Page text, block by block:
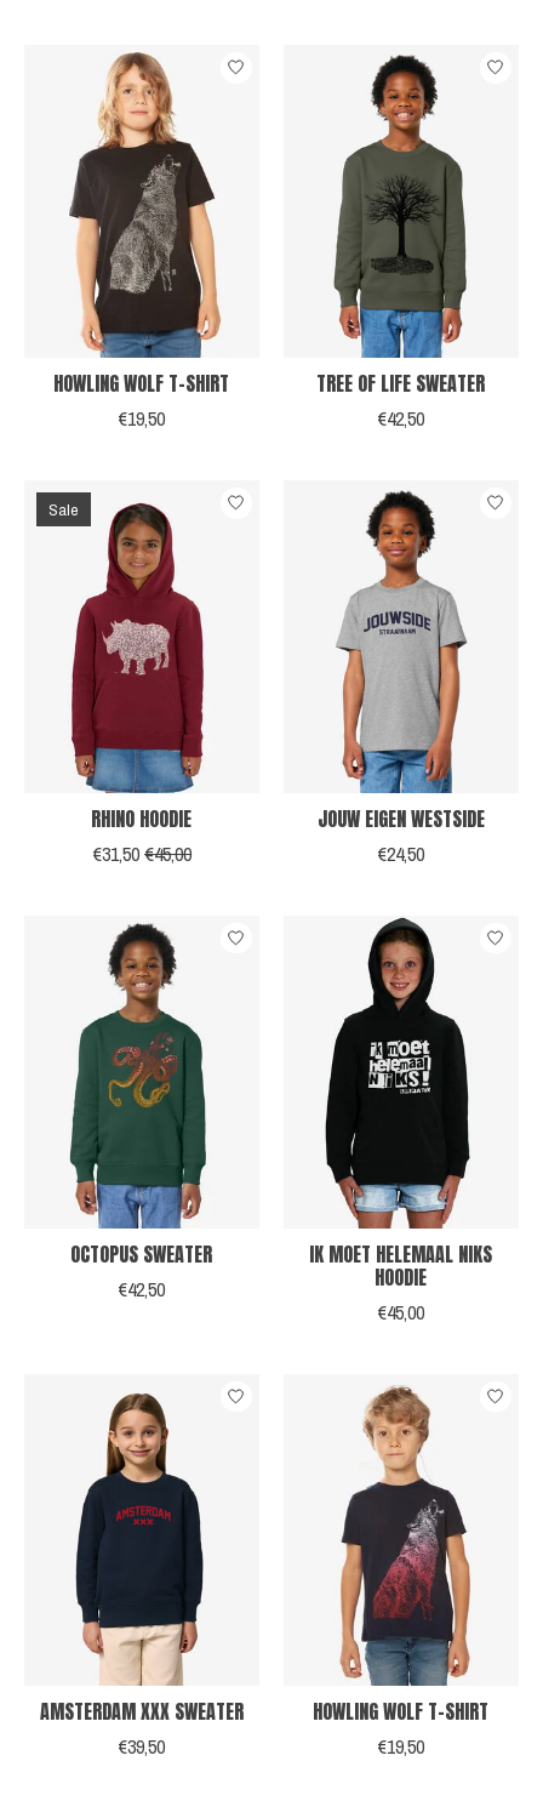
HOWLING WOLF T-SHIRT
€19,50
TREE OF LIFE SWEATER
€42,50
Sale
RHINO HOODIE
€31,50€45,00
JOUW EIGEN WESTSIDE
€24,50
OCTOPUS SWEATER
€42,50
IK MOET HELEMAAL NIKS
HOODIE
€45,00
AMSTERDAM XXX SWEATER
€39,50
HOWLING WOLF T-SHIRT
€19,50